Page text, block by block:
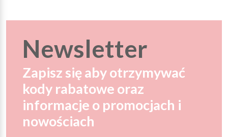
Newsletter
Zapisz się aby otrzymywać
kody rabatowe oraz
informacje o promocjach i
nowościach